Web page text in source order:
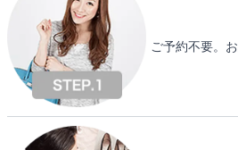
ご予約不要。